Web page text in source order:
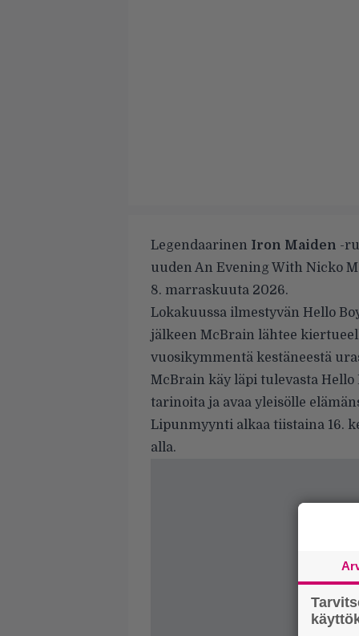
Legendaarinen Iron Maiden -
uuden An Evening With Nicko
8. marraskuuta 2026.
Lokakuussa ilmestyvän Hello
jälkeen McBrain lähtee
vuosikymmentä kestäneestä
McBrain käy läpi tulevasta
tarinoita ja avaa yleisölle
Lipunmyynti alkaa tiistaina 16.
alla.